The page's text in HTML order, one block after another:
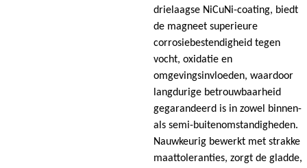
drielaagse NiCuNi-coating, biedt
de magneet superieure
corrosiebestendigheid tegen
vocht, oxidatie en
omgevingsinvloeden, waardoor
langdurige betrouwbaarheid
gegarandeerd is in zowel binnen-
als semi-buitenomstandigheden.
Nauwkeurig bewerkt met strakke
maattoleranties, zorgt de gladde,